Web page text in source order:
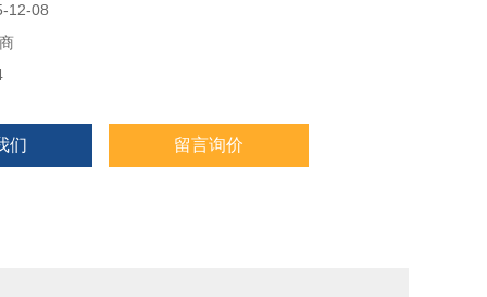
12-08
们 留言询价